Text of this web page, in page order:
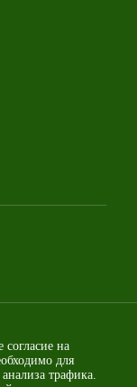
согласие на
для
трафика.